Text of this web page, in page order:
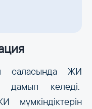
саласында ЖИ
дамып келеді.